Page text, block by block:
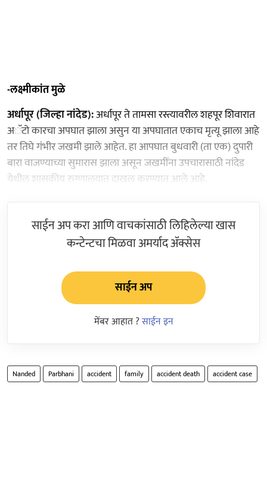
-लक्ष्मीकांत मुळे
अर्धापूर (जिल्हा नांदेड):अर्धापूर ते तामसा रस्त्यावरील शहपूर शिवारात
अॅटो कारचा अपघात झाला असुन या अपघातात एकाच मृत्यू झाला आहे
तर तिघे गंभीर जखमी झाले आहेत. हा आपघात बुधवारी (ता एक) दुपारी
बारा वाजण्याच्या सुमारास झाला असून जखमींना उपचारासाठी नांदेड
येथील शासकीय रुग्णालयात दाखल करण्यात आले आहे.
साईन अप करा आणि वाचकांसाठी लिहिलेल्या खास
कन्टेन्टचा मिळवा अमर्याद ॲक्सेस
साईन अप
मेंबर आहात ?साईन इन
Nanded Parbhani accident family accident death accident case